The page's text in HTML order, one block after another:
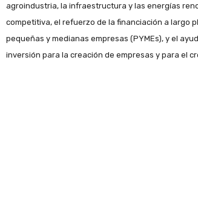
agroindustria, la infraestructura y las energías
competitiva, el refuerzo de la financiación a largo
pequeñas y medianas empresas (PYMEs), y el
inversión para la creación de empresas y para el